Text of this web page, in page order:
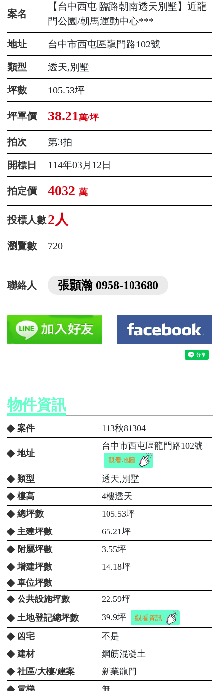
案名
【台中西屯 臨路朝南透天別墅】近龍
門公園/朝馬運動中心***
地址 台中市西屯區龍門路102號
類型 透天,別墅
坪數 105.53坪
坪單價 38.21萬/坪
拍次 第3拍
開標日 114年03月12日
拍定價 4032 萬
投標人數2人
瀏覽數 720
聯絡人 張顥瀚 0958-103680
物件資訊
案件 113秋81304
地址
台中市西屯區龍門路102號
觀看地圖
類型
透天,別墅
樓高
4樓透天
總坪數
105.53坪
主建坪數
65.21坪
附屬坪數
3.55坪
增建坪數
14.18坪
車位坪數
公共設施坪數
22.59坪
土地登記總坪數
39.9坪 觀看資訊
凶宅
不是
建材
鋼筋混凝土
社區/大樓/建案
新業龍門
電梯
無